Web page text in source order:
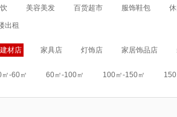
美容美发 百货超市 服饰鞋包
出租
建材店 家具店 灯饰店 家居饰品店
㎡-60㎡ 60㎡-100㎡ 100㎡-150㎡